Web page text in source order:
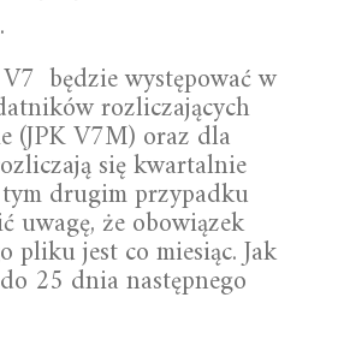
będzie występować w
rozliczających
(JPK V7M) oraz dla
się kwartalnie
drugim przypadku
uwagę, że obowiązek
pliku jest co miesiąc. Jak
25 dnia następnego